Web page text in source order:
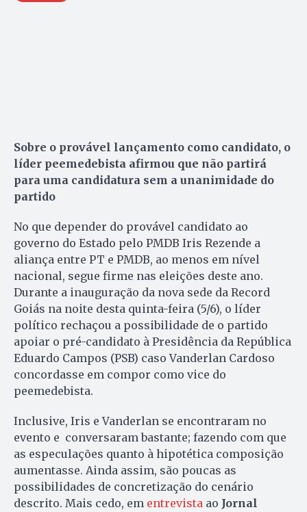
Sobre o provável lançamento como candidato, o
líder peemedebista afirmou que não partirá
para uma candidatura sem a unanimidade do
partido
No que depender do provável candidato ao
governo do Estado pelo PMDB Iris Rezende a
aliança entre PT e PMDB, ao menos em nível
nacional, segue firme nas eleições deste ano.
Durante a inauguração da nova sede da Record
Goiás na noite desta quinta-feira (5/6), o líder
político rechaçou a possibilidade de o partido
apoiar o pré-candidato à Presidência da República
Eduardo Campos (PSB) caso Vanderlan Cardoso
concordasse em compor como vice do
peemedebista.
Inclusive, Iris e Vanderlan se encontraram no
evento e conversaram bastante; fazendo com que
as especulações quanto à hipotética composição
aumentasse. Ainda assim, são poucas as
possibilidades de concretização do cenário
descrito. Mais cedo, em entrevista ao Jornal